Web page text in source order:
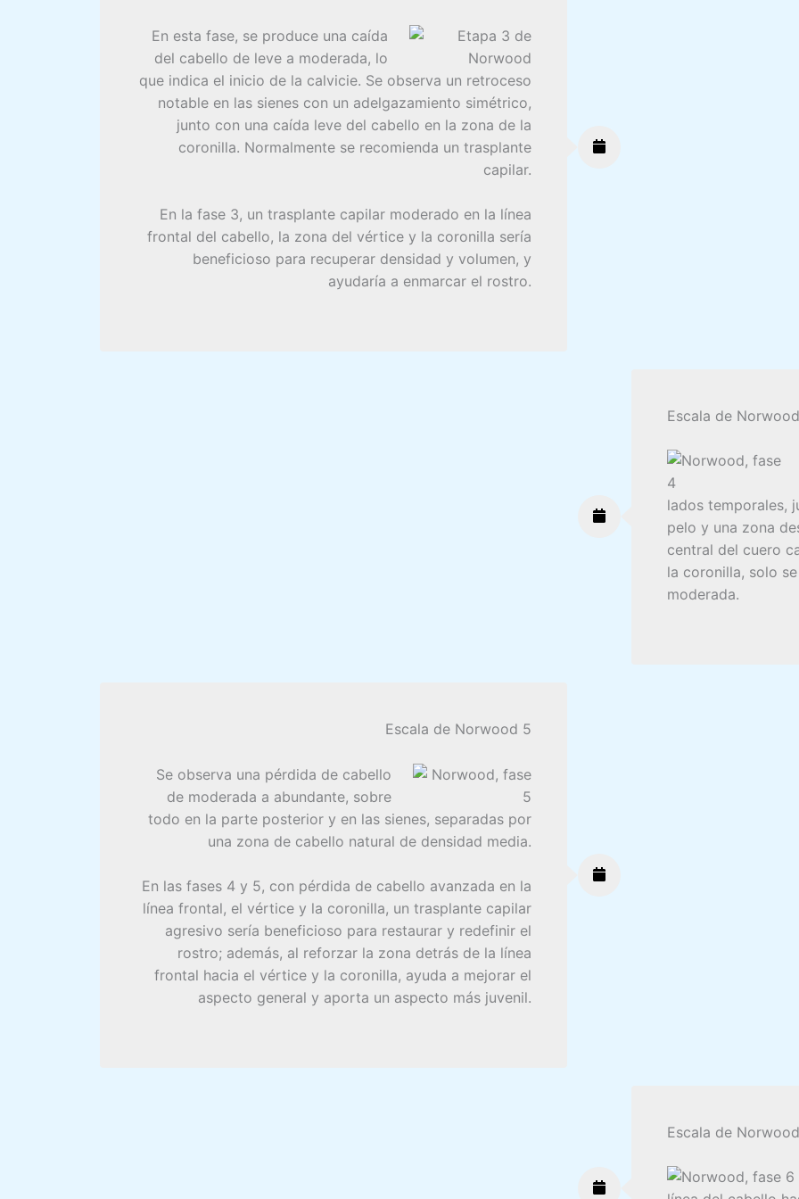
En esta fase, se produce una caída
del cabello de leve a moderada, lo
que indica el inicio de la calvicie. Se observa un retroceso
notable en las sienes con un adelgazamiento simétrico,
junto con una caída leve del cabello en la zona de la
coronilla. Normalmente se recomienda un trasplante
capilar.
En la fase 3, un trasplante capilar moderado en la línea
frontal del cabello, la zona del vértice y la coronilla sería
beneficioso para recuperar densidad y volumen, y
ayudaría a enmarcar el rostro.
Escala de
lados temporales,
pelo y una zona
central del cuero
la coronilla, solo
moderada.
Escala de Norwood 5
Se observa una pérdida de cabello
de moderada a abundante, sobre
todo en la parte posterior y en las sienes, separadas por
una zona de cabello natural de densidad media.
En las fases 4 y 5, con pérdida de cabello avanzada en la
línea frontal, el vértice y la coronilla, un trasplante capilar
agresivo sería beneficioso para restaurar y redefinir el
rostro; además, al reforzar la zona detrás de la línea
frontal hacia el vértice y la coronilla, ayuda a mejorar el
aspecto general y aporta un aspecto más juvenil.
Escala de